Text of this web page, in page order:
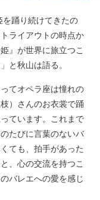
踊り続けてきたの
ライアウトの時点か
』が世界に旅立つこ
と秋山は語る。
てオペラ座は憧れの
）さんのお衣裳で踊
ています。これまで
たびに言葉のないバ
ても、拍手があった
、心の交流を持つこ
バレエへの愛を感じ